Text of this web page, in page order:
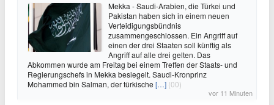
Mekka - Saudi-Arabien, die Türkei und
Pakistan haben sich in einem neuen
Verteidigungsbündnis
zusammengeschlossen. Ein Angriff auf
einen der drei Staaten soll künftig als
Angriff auf alle drei gelten. Das
Abkommen wurde am Freitag bei einem Treffen der Staats- und
Regierungschefs in Mekka besiegelt. Saudi-Kronprinz
Mohammed bin Salman, der türkische […] (00)
vor 11 Minuten